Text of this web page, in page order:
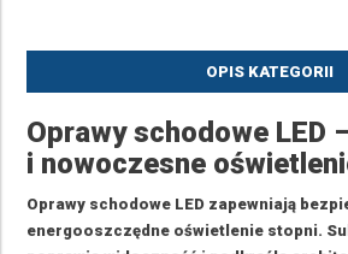
OPIS KATEGORII
Oprawy schodowe LED
i nowoczesne
Oprawy schodowe LED zapewniają
energooszczędne oświetlenie stopni.